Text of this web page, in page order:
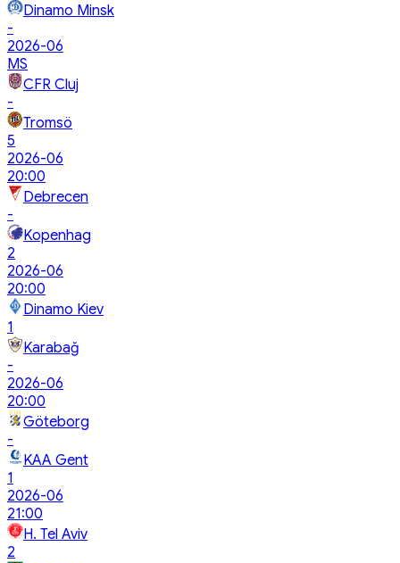
Dinamo Minsk
-
2026-06
MS
CFR Cluj
-
Tromsö
5
2026-06
20:00
Debrecen
-
Kopenhag
2
2026-06
20:00
Dinamo Kiev
1
Karabağ
-
2026-06
20:00
Göteborg
-
KAA Gent
1
2026-06
21:00
H. Tel Aviv
2